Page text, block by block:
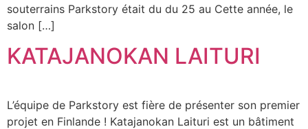
souterrains Parkstory était du du 25 au Cette année, le
salon […]
KATAJANOKAN LAITURI
L’équipe de Parkstory est fière de présenter son premier
projet en Finlande ! Katajanokan Laituri est un bâtiment